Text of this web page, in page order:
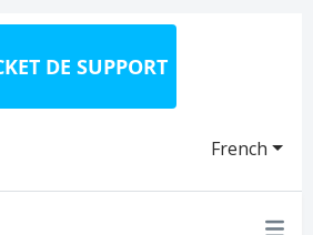
DE SUPPORT
French